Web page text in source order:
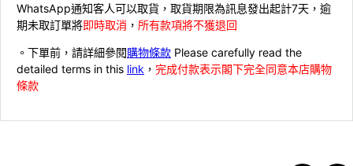
WhatsApp通知客人可以取貨，取貨期限為訊息發出起計7天，逾
期未取訂單將即時取消 ， 所有款項將不獲退回
。下單前，請詳細參閱購物條款 Please carefully read the
detailed terms in this link ， 完成付款表示閣下完全同意本店購物
條款